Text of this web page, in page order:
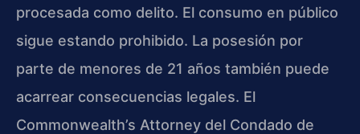
procesada como delito. El consumo en público
sigue estando prohibido. La posesión por
parte de menores de 21 años también puede
acarrear consecuencias legales. El
Commonwealth’s Attorney del Condado de